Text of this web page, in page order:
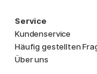
Service
Kundenservice
Häufig gestellten
Über uns